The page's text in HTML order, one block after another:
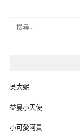
吳大妮
益曼小天使
小可愛阿貴